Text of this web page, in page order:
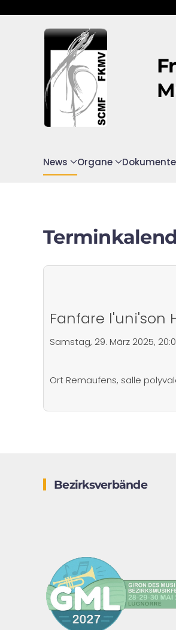
Zum Hauptinhalt springen
News Organe Dokumente
Fanfare l'uni'son
Samstag, 29. März 2025,
Ort Remaufens, salle
Bezirksverbände